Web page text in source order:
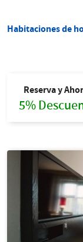
Habitaciones de
Reserva y
5%